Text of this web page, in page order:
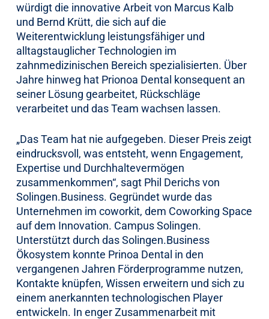
würdigt die innovative Arbeit von Marcus Kalb
und Bernd Krütt, die sich auf die
Weiterentwicklung leistungsfähiger und
alltagstauglicher Technologien im
zahnmedizinischen Bereich spezialisierten. Über
Jahre hinweg hat Prionoa Dental konsequent an
seiner Lösung gearbeitet, Rückschläge
verarbeitet und das Team wachsen lassen.
„Das Team hat nie aufgegeben. Dieser Preis zeigt
eindrucksvoll, was entsteht, wenn Engagement,
Expertise und Durchhaltevermögen
zusammenkommen“, sagt Phil Derichs von
Solingen.Business. Gegründet wurde das
Unternehmen im coworkit, dem Coworking Space
auf dem Innovation. Campus Solingen.
Unterstützt durch das Solingen.Business
Ökosystem konnte Prinoa Dental in den
vergangenen Jahren Förderprogramme nutzen,
Kontakte knüpfen, Wissen erweitern und sich zu
einem anerkannten technologischen Player
entwickeln. In enger Zusammenarbeit mit